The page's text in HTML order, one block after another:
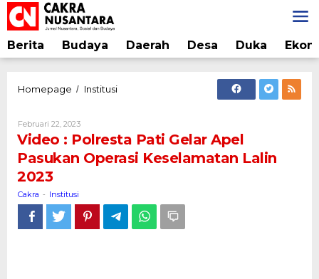
Lewati
ke
konten
Berita Budaya Daerah Desa Duka
Homepage / InstitusiVideo
Gelar
Apel
Keselamatan
Lalin
2023
Februari 22, 2023Oleh
Cakra
Video : Polresta Pati Gelar Apel
Pasukan Operasi Keselamatan Lalin
2023
Cakra - Institusi